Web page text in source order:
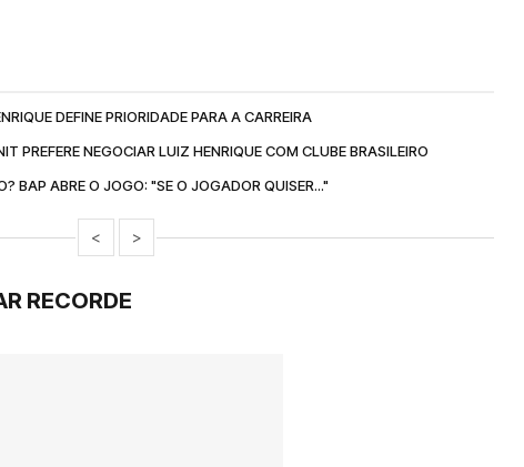
DEFINE PRIORIDADE PARA A CARREIRA
PREFERE NEGOCIAR LUIZ HENRIQUE COM CLUBE BRASILEIRO
BAP ABRE O JOGO: "SE O JOGADOR QUISER..."
< >
RECORDE